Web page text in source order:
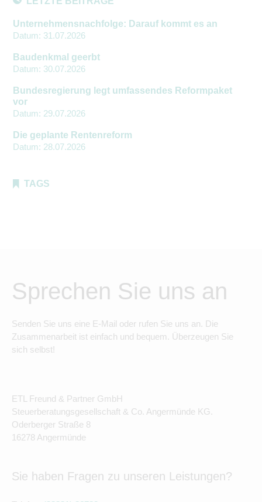
Unternehmensnachfolge: Darauf kommt es an
Datum: 31.07.2026
Baudenkmal geerbt
Datum: 30.07.2026
Bundesregierung legt umfassendes Reformpaket
vor
Datum: 29.07.2026
Die geplante Rentenreform
Datum: 28.07.2026
TAGS
Sprechen Sie uns an
Senden Sie uns eine E-Mail oder rufen Sie uns an. Die
Zusammenarbeit ist einfach und bequem. Überzeugen Sie
sich selbst!
ETL Freund & Partner GmbH
Steuerberatungsgesellschaft & Co. Angermünde KG.
Oderberger Straße 8
16278 Angermünde
Sie haben Fragen zu unseren Leistungen?